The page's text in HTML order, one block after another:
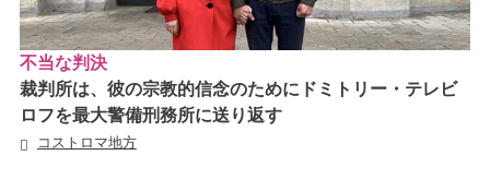
不当な判決
裁判所は、彼の宗教的信念のためにドミトリー・テレビ
ロフを最大警備刑務所に送り返す
コストロマ地方